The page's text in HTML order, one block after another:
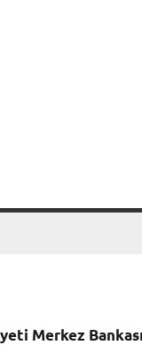
Merkez Bankası